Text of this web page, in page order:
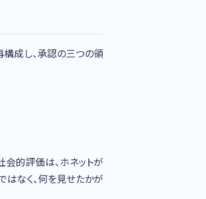
構成し、承認の三つの領
会的評価は、ホネットが
はなく、何を見せたかが